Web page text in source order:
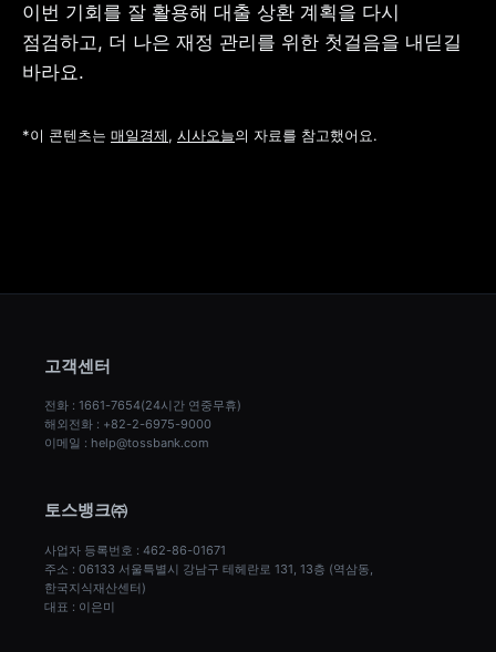
이번 기회를 잘 활용해 대출 상환 계획을 다시
점검하고, 더 나은 재정 관리를 위한 첫걸음을 내딛길
바라요.
*이 콘텐츠는 매일경제, 시사오늘의 자료를 참고했어요.
고객센터
전화 : 1661-7654(24시간 연중무휴)
해외전화 : +82-2-6975-9000
이메일 : help@tossbank.com
토스뱅크㈜
사업자 등록번호 : 462-86-01671
주소 : 06133 서울특별시 강남구 테헤란로 131, 13층 (역삼동,
한국지식재산센터)
대표 : 이은미